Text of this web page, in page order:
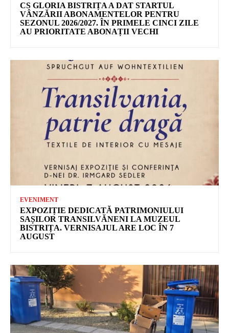
CS GLORIA BISTRIȚA A DAT STARTUL
VÂNZĂRII ABONAMENTELOR PENTRU
SEZONUL 2026/2027. ÎN PRIMELE CINCI ZILE
AU PRIORITATE ABONAȚII VECHI
EVENIMENT
EXPOZIȚIE DEDICATĂ PATRIMONIULUI
SAȘILOR TRANSILVĂNENI LA MUZEUL
BISTRIȚA. VERNISAJUL ARE LOC ÎN 7
AUGUST